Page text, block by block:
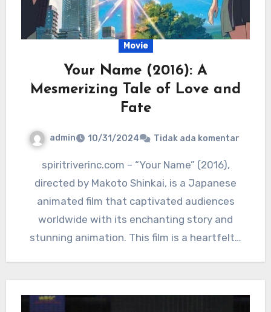
Movie
Your Name (2016): A
Mesmerizing Tale of Love and
Fate
admin 10/31/2024 Tidak ada komentar
spiritriverinc.com – “Your Name” (2016),
directed by Makoto Shinkai, is a Japanese
animated film that captivated audiences
worldwide with its enchanting story and
stunning animation. This film is a heartfelt…